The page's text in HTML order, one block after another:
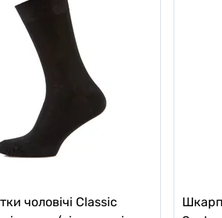
Series, чорний/
4 шт
1765 грн
чоловічі Classic